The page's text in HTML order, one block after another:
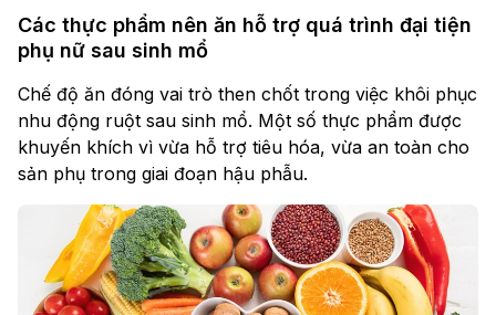
Các thực phẩm nên ăn hỗ trợ quá trình đại tiện
phụ nữ sau sinh mổ
Chế độ ăn đóng vai trò then chốt trong việc khôi phục
nhu động ruột sau sinh mổ. Một số thực phẩm được
khuyến khích vì vừa hỗ trợ tiêu hóa, vừa an toàn cho
sản phụ trong giai đoạn hậu phẫu.